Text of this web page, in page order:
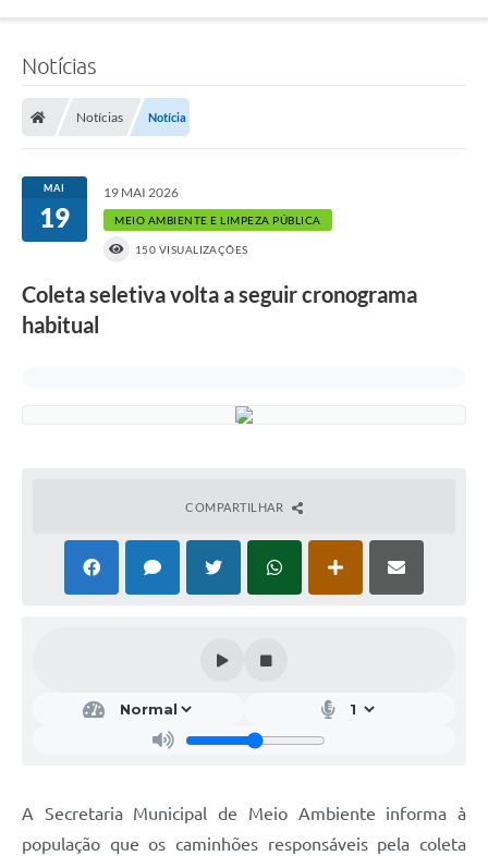
Notícias
Notícias Notícia
MAI
19
19 MAI 2026
MEIO AMBIENTE E LIMPEZA PÚBLICA
150 VISUALIZAÇÕES
Coleta seletiva volta a seguir cronograma
habitual
COMPARTILHAR
A Secretaria Municipal de Meio Ambiente informa à
população que os caminhões responsáveis pela coleta